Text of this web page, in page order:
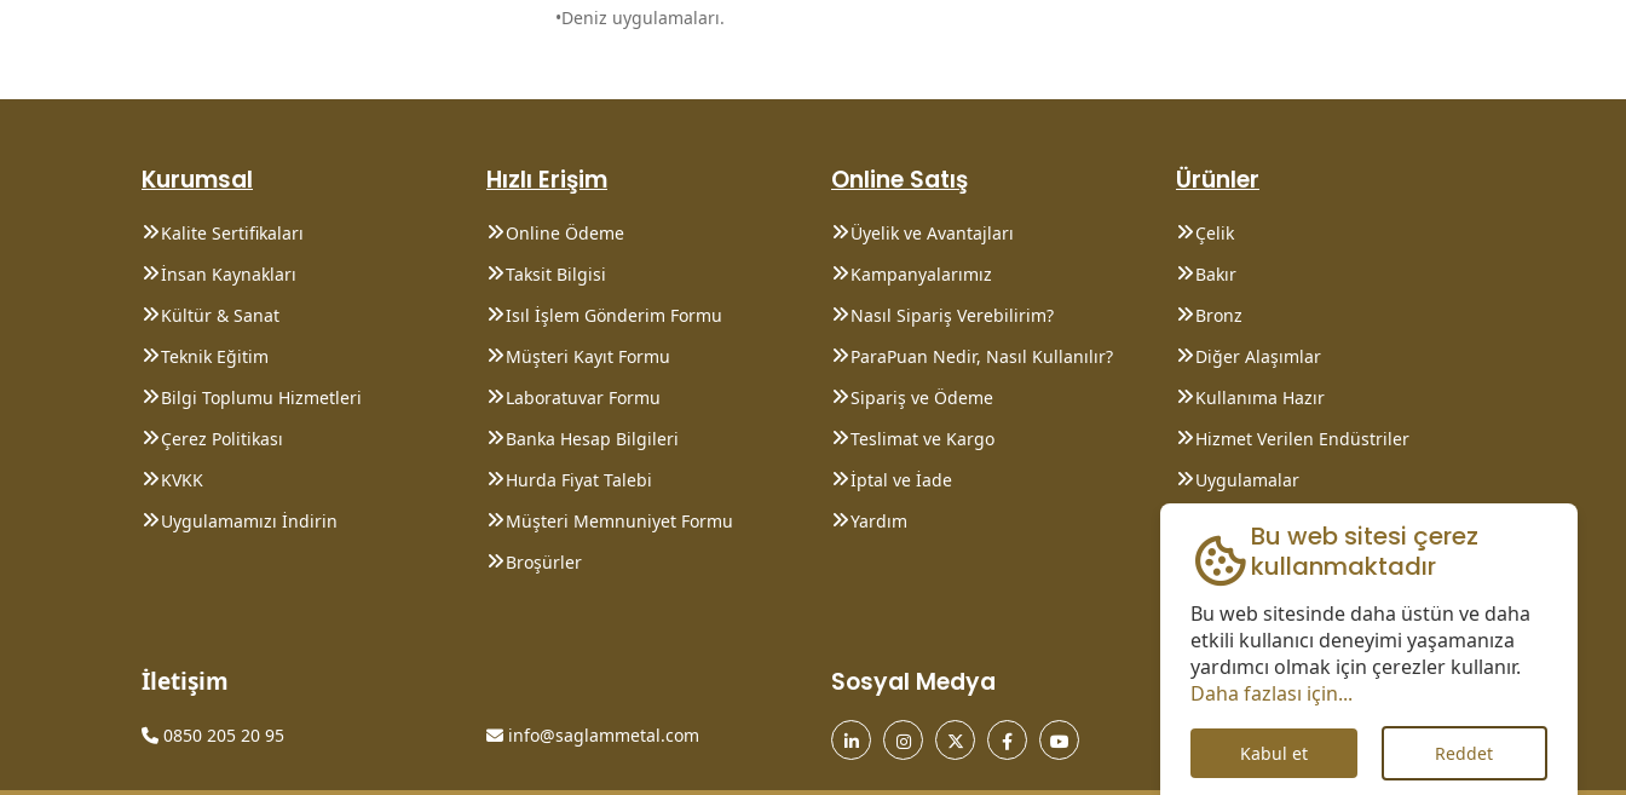
•Deniz uygulamaları.
Kurumsal
Kalite Sertifikaları
İnsan Kaynakları
Kültür & Sanat
Teknik Eğitim
Bilgi Toplumu Hizmetleri
Çerez Politikası
KVKK
Uygulamamızı İndirin
Hızlı Erişim
Online Ödeme
Taksit Bilgisi
Isıl İşlem Gönderim Formu
Müşteri Kayıt Formu
Laboratuvar Formu
Banka Hesap Bilgileri
Hurda Fiyat Talebi
Müşteri Memnuniyet Formu
Broşürler
Online Satış
Üyelik ve Avantajları
Kampanyalarımız
Nasıl Sipariş Verebilirim?
ParaPuan Nedir, Nasıl Kullanılır?
Sipariş ve Ödeme
Teslimat ve Kargo
İptal ve İade
Yardım
Ürünler
Çelik
Bakır
Bronz
Diğer Alaşımlar
Kullanıma Hazır
Hizmet Verilen Endüstriler
Uygulamalar
İletişim
0850 205 20 95 info@saglammetal.com
Sosyal Medya
Bu web sitesi çerez
kullanmaktadır
Bu web sitesinde daha üstün ve daha
etkili kullanıcı deneyimi yaşamanıza
yardımcı olmak için çerezler kullanır.
Daha fazlası için...
Kabul et Reddet